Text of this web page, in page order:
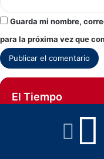
Guarda mi nombre,
para la próxima vez que
El Tiempo